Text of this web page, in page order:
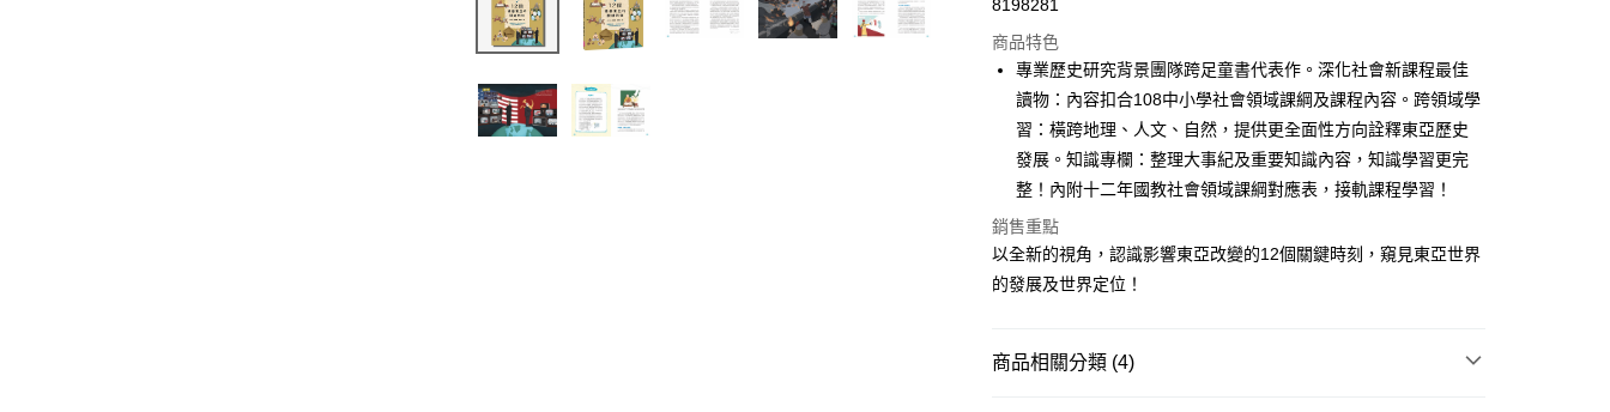
LINE Pay
Apple Pay
街口支付
悠遊付
ATM付款
全家取貨付款
8198281
商品特色
專業歷史研究背景團隊跨足童書代表作。深化社會新課程最佳
讀物：內容扣合108中小學社會領域課綱及課程內容。跨領域學
習：橫跨地理、人文、自然，提供更全面性方向詮釋東亞歷史
發展。知識專欄：整理大事紀及重要知識內容，知識學習更完
整！內附十二年國教社會領域課綱對應表，接軌課程學習！
銷售重點
以全新的視角，認識影響東亞改變的12個關鍵時刻，窺見東亞世界
的發展及世界定位！
商品相關分類 (4)